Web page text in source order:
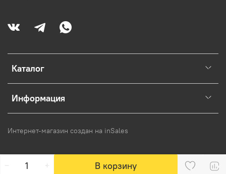
В корзину
Каталог
Информация
Интернет-магазин создан на inSales